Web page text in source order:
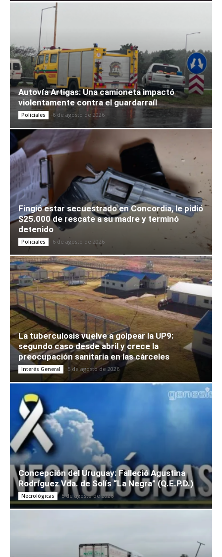
Autovía Artigas: Una camioneta impactó
violentamente contra el guardarraíl
Policiales 6 de agosto de 2026
Fingió estar secuestrado en Concordia, le pidió
$25.000 de rescate a su madre y terminó
detenido
Policiales 6 de agosto de 2026
La tuberculosis vuelve a golpear la UP9:
segundo caso desde abril y crece la
preocupación sanitaria en las cárceles
Interés General 5 de agosto de 2026
Concepción del Uruguay: Falleció Agustina
Rodríguez Vda. de Solís “La Negra” (Q.E.P.D.)
Necrológicas 5 de agosto de 2026